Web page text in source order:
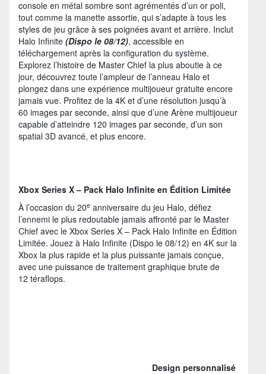
console en métal sombre sont agrémentés d’un or poli,
tout comme la manette assortie, qui s’adapte à tous les
styles de jeu grâce à ses poignées avant et arrière. Inclut
Halo Infinite (Dispo le 08/12), accessible en
téléchargement après la configuration du système.
Explorez l’histoire de Master Chief la plus aboutie à ce
jour, découvrez toute l’ampleur de l’anneau Halo et
plongez dans une expérience multijoueur gratuite encore
jamais vue. Profitez de la 4K et d’une résolution jusqu’à
60 images par seconde, ainsi que d’une Arène multijoueur
capable d’atteindre 120 images par seconde, d’un son
spatial 3D avancé, et plus encore.
Xbox Series X – Pack Halo Infinite en Édition Limitée
À l’occasion du 20e anniversaire du jeu Halo, défiez
l’ennemi le plus redoutable jamais affronté par le Master
Chief avec le Xbox Series X – Pack Halo Infinite en Édition
Limitée. Jouez à Halo Infinite (Dispo le 08/12) en 4K sur la
Xbox la plus rapide et la plus puissante jamais conçue,
avec une puissance de traitement graphique brute de
12 téraflops.
Design personnalisé